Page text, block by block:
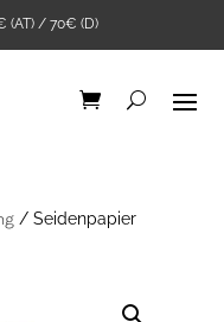
(AT) / 70€ (D)
/ Seidenpapier